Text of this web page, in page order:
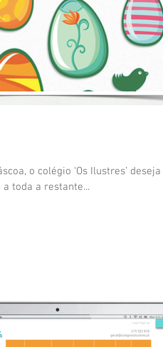
o colégio ‘Os Ilustres’
a toda a restante...